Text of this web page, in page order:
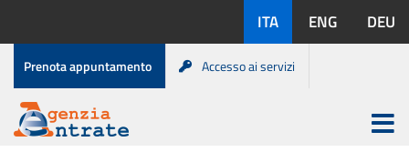
contenuto
disponibili:
ITA ENG DEU
Menu
di
servizio
Prenota appuntamento Accesso ai servizi
Apri
menu